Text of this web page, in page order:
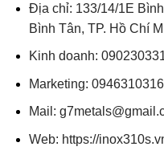
Địa chỉ: 133/14/1E
Bình Tân, TP. Hồ Chí
Kinh doanh:
Marketing: 0946310316
Mail:
Web: https://